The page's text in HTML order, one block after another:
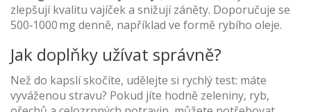
zlepšují kvalitu vajíček a snižují záněty. Doporučuje se
500‑1000 mg denně, například ve formě rybího oleje.
Jak doplňky užívat správně?
Než do kapslí skočíte, udělejte si rychlý test: máte
vyváženou stravu? Pokud jíte hodně zeleniny, ryb,